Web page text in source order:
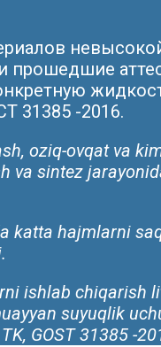
31385 -2016.
oziq-ovqat va
va sintez
katta hajmlarni
ishlab chiqarish
suyuqlik
GOST 31385 -